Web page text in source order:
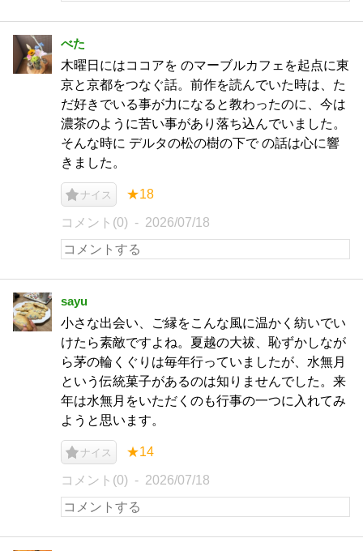
べた
木曜日にはココアを のマーブルカフェを起点に東
京と京都をつなぐ話。前作を読んでいた時は、た
だ好きでいる事が力になると教わったのに、今は
濃茶のように苦い事があり落ち込んでいました。
そんな時に デルタの松の樹の下で の話は心に響
きました。
ナイス ★18
コメント(0) 2026/07/18
sayu
小さな出会い、ご縁をこんな風に温かく紡いでい
けたら素敵ですよね。夏越の大祓、恥ずかしなが
ら茅の輪くぐりは毎年行っていましたが、水無月
という伝統菓子があるのは知りませんでした。来
年は水無月をいただくのも行事の一つに入れてみ
ようと思います。
ナイス ★14
コメント(0) 2026/07/18